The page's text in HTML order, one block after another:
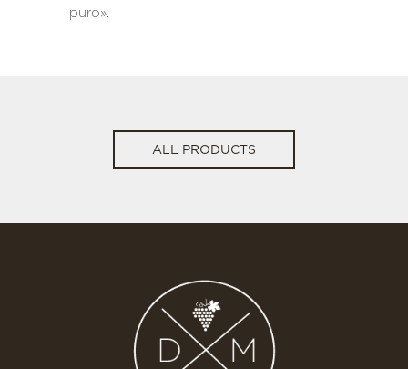
puro».
ALL PRODUCTS